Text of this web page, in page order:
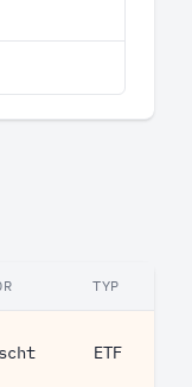
TYP
ETF